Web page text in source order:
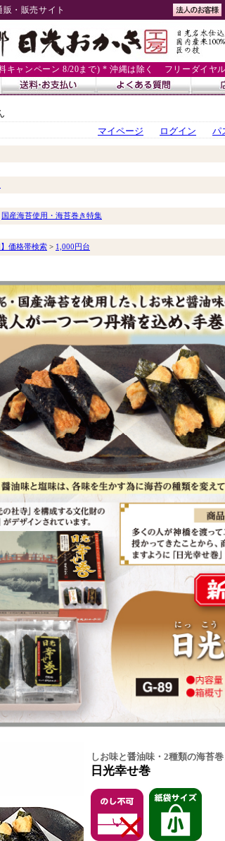
・販売サイト
ャンペーン 8/20まで) * 沖縄は除く フリーダイヤ
マイページ
ログイン パ
国産海苔使用・海苔巻き特集
】価格帯検索 > 1,000円台
しお味と醤油味・2種類の海苔
日光幸せ巻